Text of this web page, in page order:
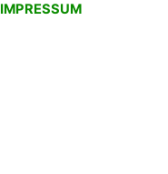
IMPRESSUM